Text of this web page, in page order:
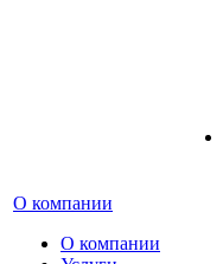
О компании
О компании